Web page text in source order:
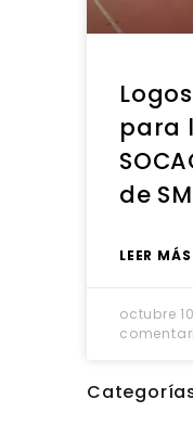
para
de
LEER
octubre